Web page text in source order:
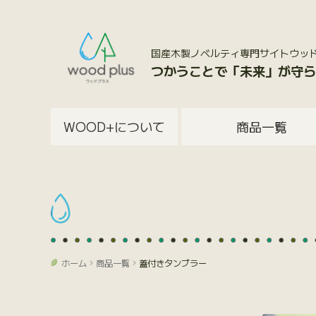
国産木製ノベルティ専門サイトウッ
つかうことで「未来」が守
WOOD+について 商品一覧
ホーム 商品一覧 蓋付きタンブラー